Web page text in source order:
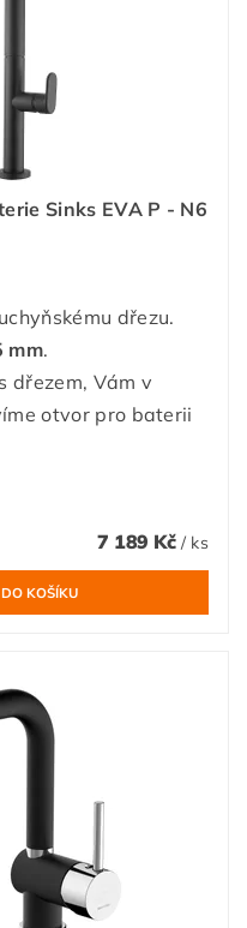
Sinks EVA P - N6
dřezu.
mm.
dřezem, Vám v
otvor pro baterii
7 189 Kč / ks